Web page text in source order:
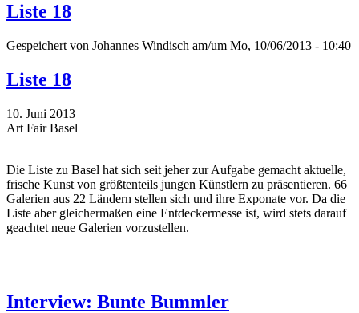
Liste 18
Gespeichert von Johannes Windisch am/um Mo, 10/06/2013 - 10:40
Liste 18
10. Juni 2013
Art Fair Basel
Die Liste zu Basel hat sich seit jeher zur Aufgabe gemacht aktuelle,
frische Kunst von größtenteils jungen Künstlern zu präsentieren. 66
Galerien aus 22 Ländern stellen sich und ihre Exponate vor. Da die
Liste aber gleichermaßen eine Entdeckermesse ist, wird stets darauf
geachtet neue Galerien vorzustellen.
Interview: Bunte Bummler